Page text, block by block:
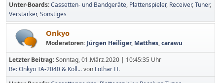
Unter-Boards Cassetten- und Bandgeräte Plattenspieler Receiver Tuner
Verstärker Sonstiges
Onkyo
Moderatoren: Jürgen Heiliger, Matthes,carawu
Letzter Beitrag:Sonntag, 01.März.2020 | 10:45:35 Uhr
Re: Onkyo TA-2040 & Koll...von Lothar H.